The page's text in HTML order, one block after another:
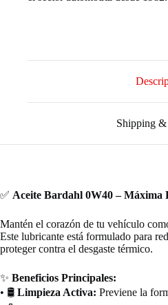
Shipping
✅ Aceite Bardahl 0W40 –
Mantén el corazón de tu vehículo
Este lubricante está formulado para
proteger contra el desgaste térmico.
✨ Beneficios Principales:
• 🛢️ Limpieza Activa: Previene la